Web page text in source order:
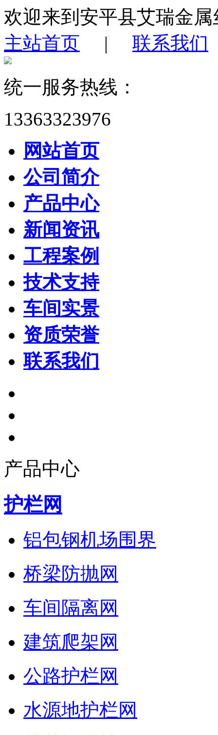
欢迎来到安平县艾瑞金
主站首页 | 联系我们
统一服务热线：
13363323976
网站首页
公司简介
产品中心
新闻资讯
工程案例
技术支持
车间实景
资质荣誉
联系我们
产品中心
护栏网
铝包钢机场围界
桥梁防抛网
车间隔离网
建筑爬架网
公路护栏网
水源地护栏网